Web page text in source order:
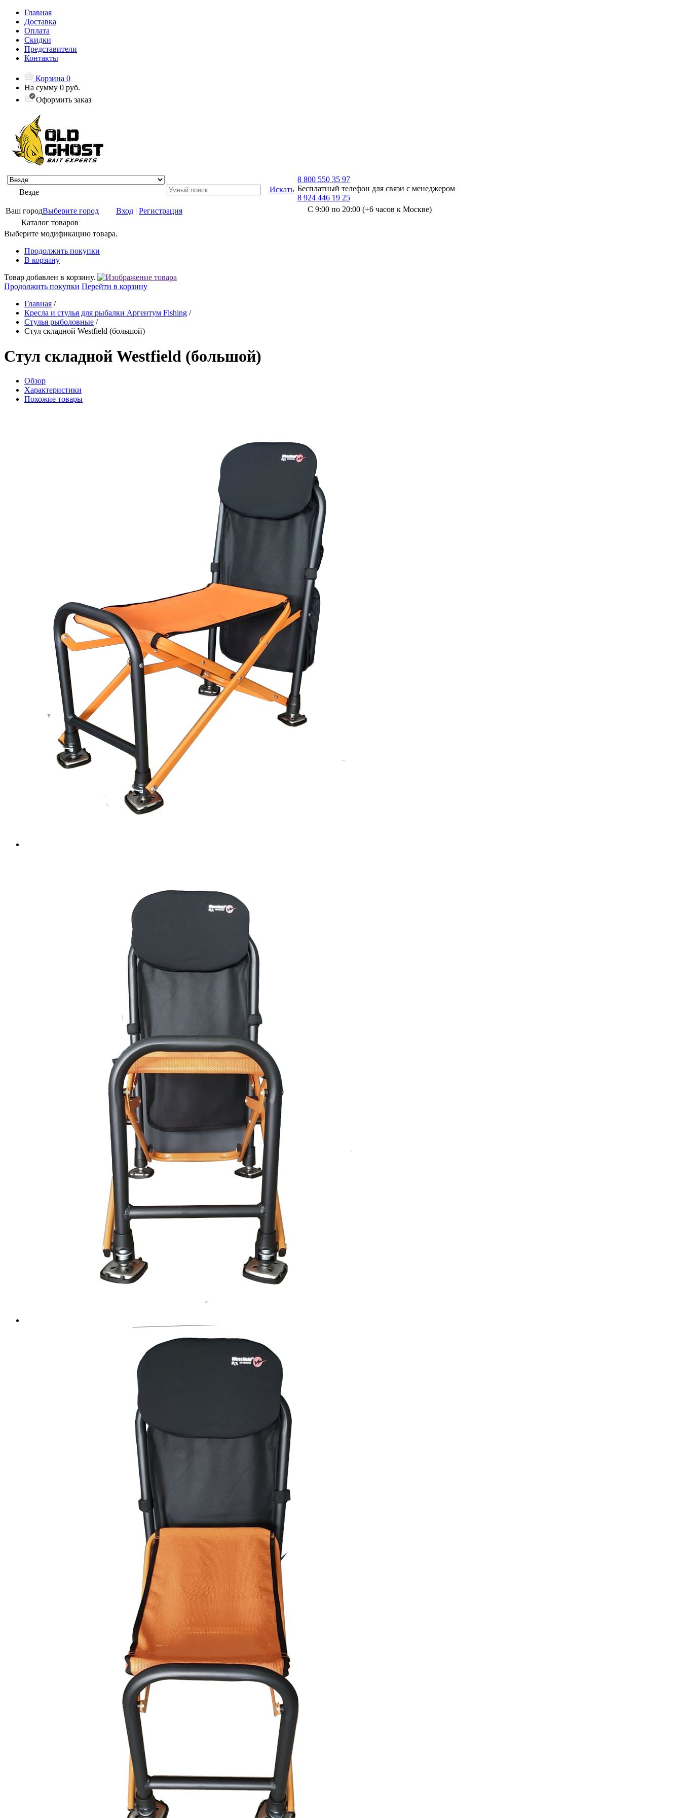
Главная
Доставка
Оплата
Скидки
Представители
Контакты
Корзина 0
На сумму 0 руб.
Оформить заказ
Везде Искать
Ваш городВыберите город Вход | Регистрация
8 800 550 35 97
Бесплатный телефон для связи с менеджером
8 924 446 19 25
С 9:00 по 20:00 (+6 часов к Москве)
Каталог товаров
Выберите модификацию товара.
Продолжить покупки
В корзину
Товар добавлен в корзину.
Продолжить покупки Перейти в корзину
Главная /
Кресла и стулья для рыбалки Аргентум Fishing /
Стулья рыболовные /
Стул складной Westfield (большой)
Стул складной Westfield (большой)
Обзор
Характеристики
Похожие товары